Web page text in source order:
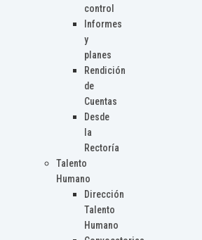
control
Informes
y
planes
Rendición
de
Cuentas
Desde
la
Rectoría
Talento
Humano
Dirección
Talento
Humano